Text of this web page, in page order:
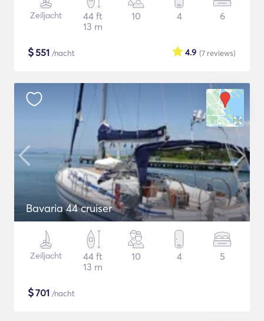
Zeiljacht
44 ft
13 m
10 4 6
$551 /nacht (7 reviews)
4.9
Bavaria 44 cruiser
Zeiljacht
44 ft
13 m
10 4 5
$701 /nacht